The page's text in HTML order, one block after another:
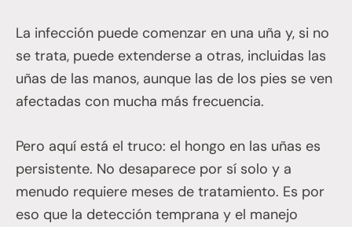
La infección puede comenzar en una uña y, si no
se trata, puede extenderse a otras, incluidas las
uñas de las manos, aunque las de los pies se ven
afectadas con mucha más frecuencia.
Pero aquí está el truco: el hongo en las uñas es
persistente. No desaparece por sí solo y a
menudo requiere meses de tratamiento. Es por
eso que la detección temprana y el manejo